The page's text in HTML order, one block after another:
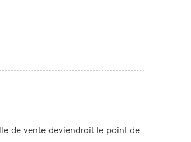
de vente deviendrait le point de